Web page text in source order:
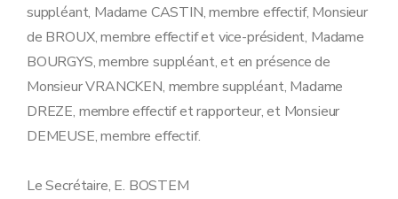
suppléant, Madame CASTIN, membre effectif, Monsieur
de BROUX, membre effectif et vice-président, Madame
BOURGYS, membre suppléant, et en présence de
Monsieur VRANCKEN, membre suppléant, Madame
DREZE, membre effectif et rapporteur, et Monsieur
DEMEUSE, membre effectif.
Le Secrétaire, E. BOSTEM